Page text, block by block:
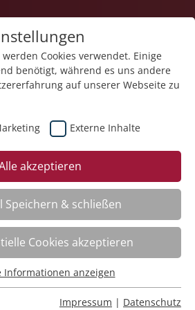
Cookies verwendet. Einige
benötigt, während es uns andere
auf unserer Webseite zu
Externe Inhalte
akzeptieren
Speichern & schließen
Cookies akzeptieren
werden für grundlegende Funktionen
Informationen anzeigen
Impressum | Datenschutz